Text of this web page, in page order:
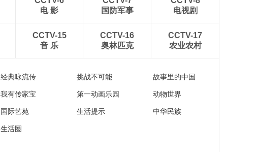
电 影
国防军事
电视剧
CCTV-15
音 乐
CCTV-16
奥林匹克
CCTV-17
农业农村
经典咏流传 挑战不可能 故事里的中国
我有传家宝 第一动画乐园 动物世界
国际艺苑 生活提示 中华民族
生活圈